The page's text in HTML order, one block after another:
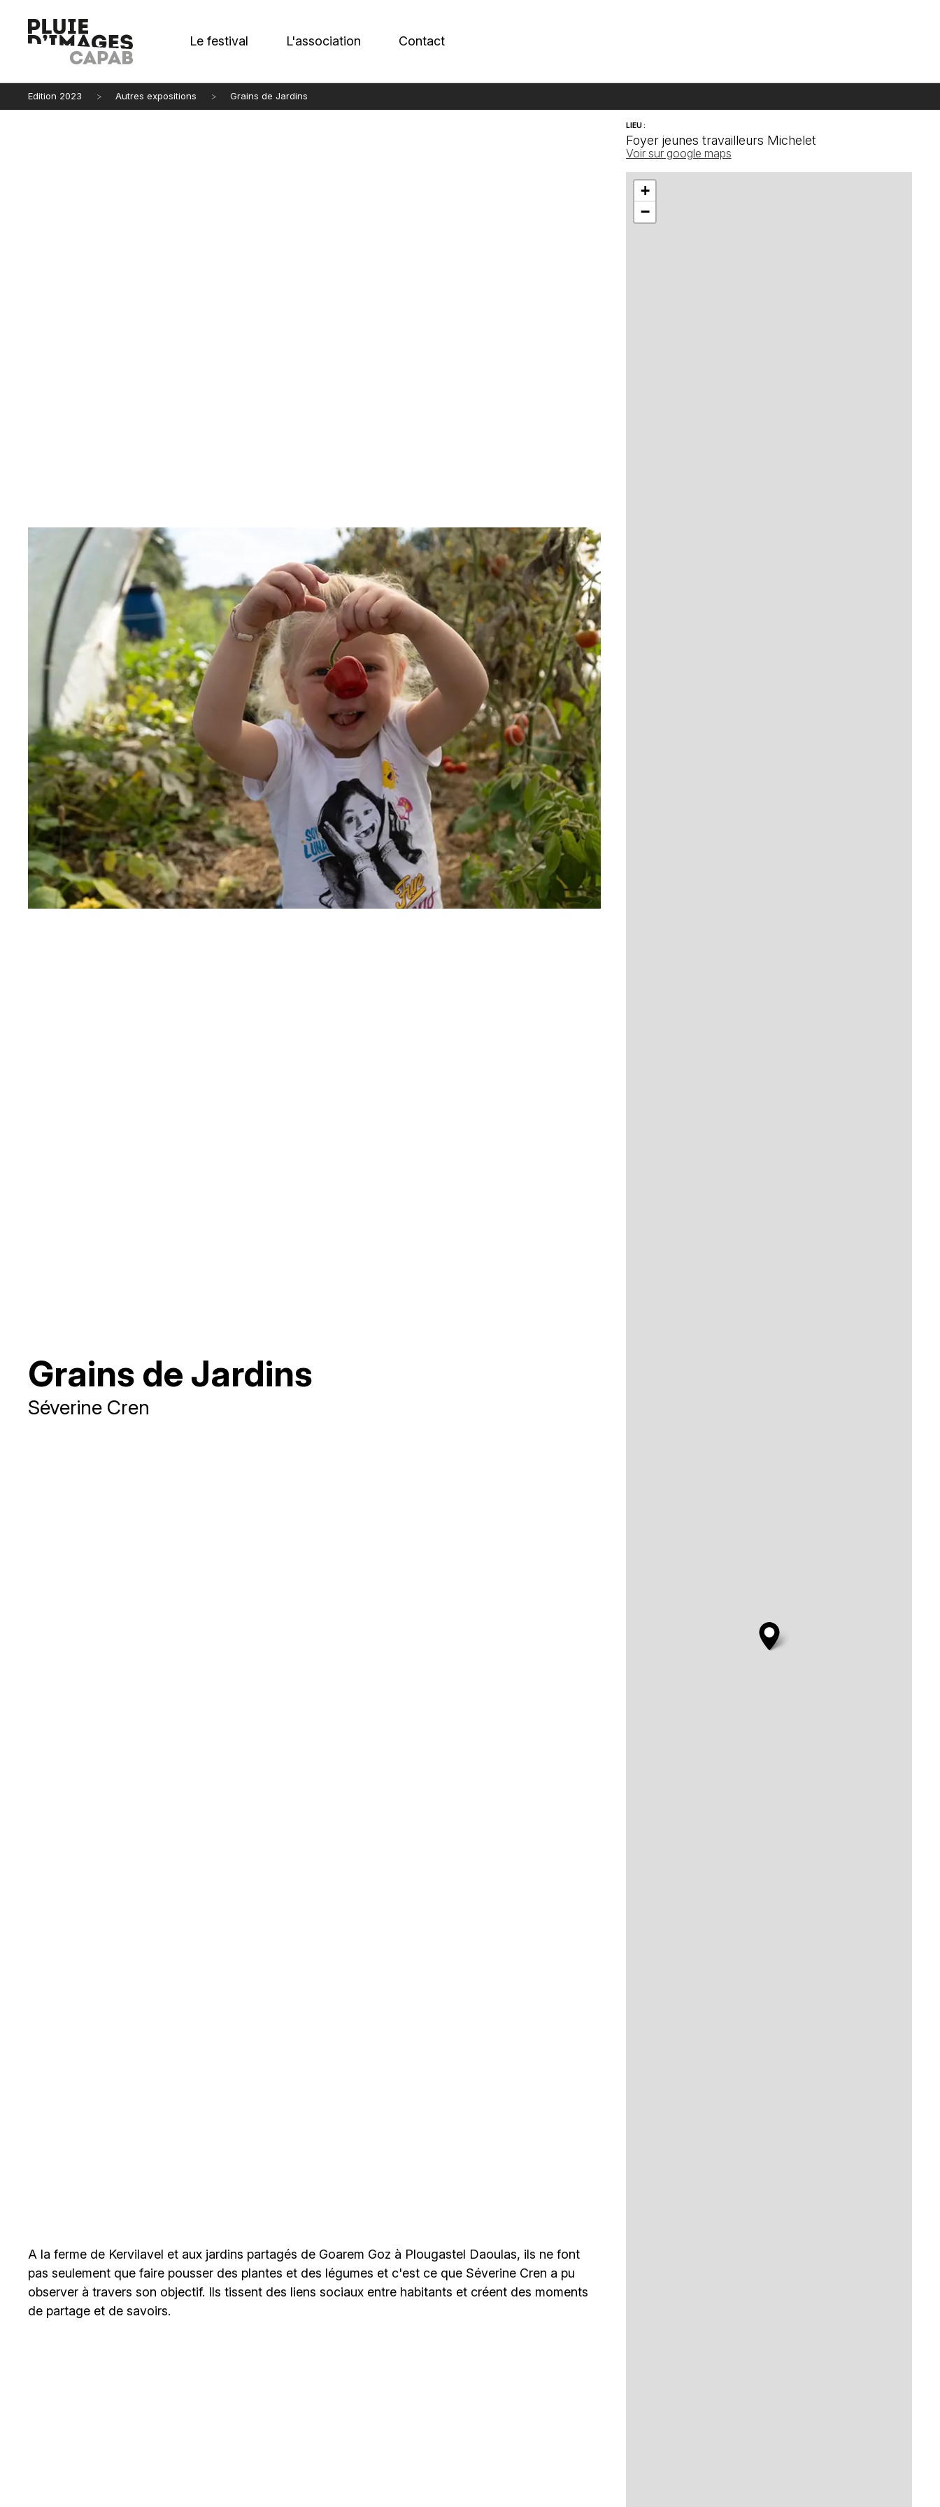
Le festival L'association Contact
Edition 2023 Autres expositions Grains de Jardins
Grains de Jardins
Séverine Cren
A la ferme de Kervilavel et aux jardins partagés de Goarem Goz à Plougastel Daoulas, ils ne font
pas seulement que faire pousser des plantes et des légumes et c'est ce que Séverine Cren a pu
observer à travers son objectif. Ils tissent des liens sociaux entre habitants et créent des moments
de partage et de savoirs.
LIEU :
Foyer jeunes travailleurs Michelet
Voir sur google maps
+
−